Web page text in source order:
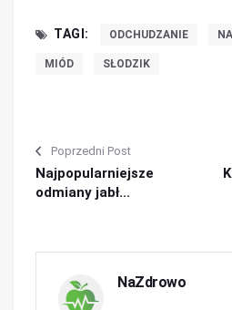
TAGI: ODCHUDZANIE
MIÓD SŁODZIK
Poprzedni Post
Najpopularniejsze
odmiany jabł...
NaZdrowo